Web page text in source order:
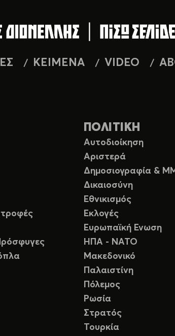
ΚΕΙΜΕΝΑ VIDEO
ΠΟΛΙΤΙΚΗ
Αυτοδιοίκηση
Αριστερά
Δημοσιογραφία &
Δικαιοσύνη
Εθνικισμός
Εκλογές
Ευρωπαϊκή Ενωση
ΗΠΑ - ΝΑΤΟ
Μακεδονικό
Παλαιστίνη
Πόλεμος
Ρωσία
Στρατός
Τουρκία